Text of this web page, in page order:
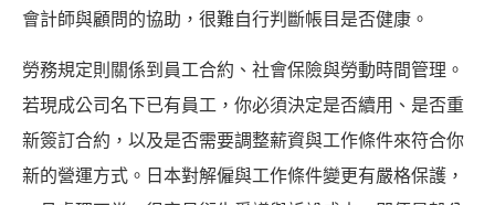
會計師與顧問的協助，很難自行判斷帳目是否健康。
勞務規定則關係到員工合約、社會保險與勞動時間管理。
若現成公司名下已有員工，你必須決定是否續用、是否重
新簽訂合約，以及是否需要調整薪資與工作條件來符合你
新的營運方式。日本對解僱與工作條件變更有嚴格保護，